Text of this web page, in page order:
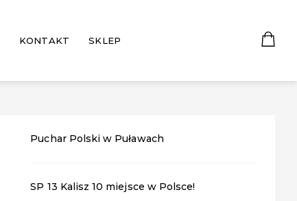
KONTAKT SKLEP
Puchar Polski w Puławach
SP 13 Kalisz 10 miejsce w Polsce!